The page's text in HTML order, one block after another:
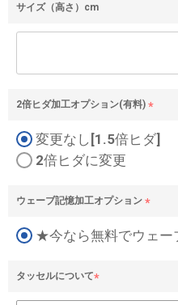
サイズ（高さ）cm
2倍ヒダ加工オプション(有料)
必
変更なし[1.5倍ヒダ]
2倍ヒダに変更
ウェーブ記憶加工オプション
必
★今なら無料でウェー
タッセルについて